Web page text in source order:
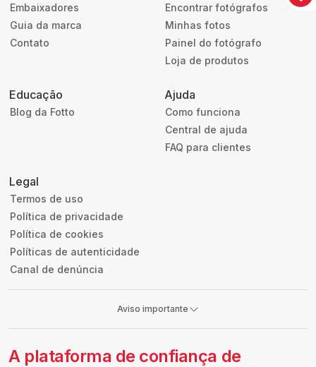
Embaixadores
Guia da marca
Contato
Encontrar fotógrafos
Minhas fotos
Painel do fotógrafo
Loja de produtos
Educação
Blog da Fotto
Ajuda
Como funciona
Central de ajuda
FAQ para clientes
Legal
Termos de uso
Política de privacidade
Política de cookies
Políticas de autenticidade
Canal de denúncia
Aviso importante
A plataforma de confiança de